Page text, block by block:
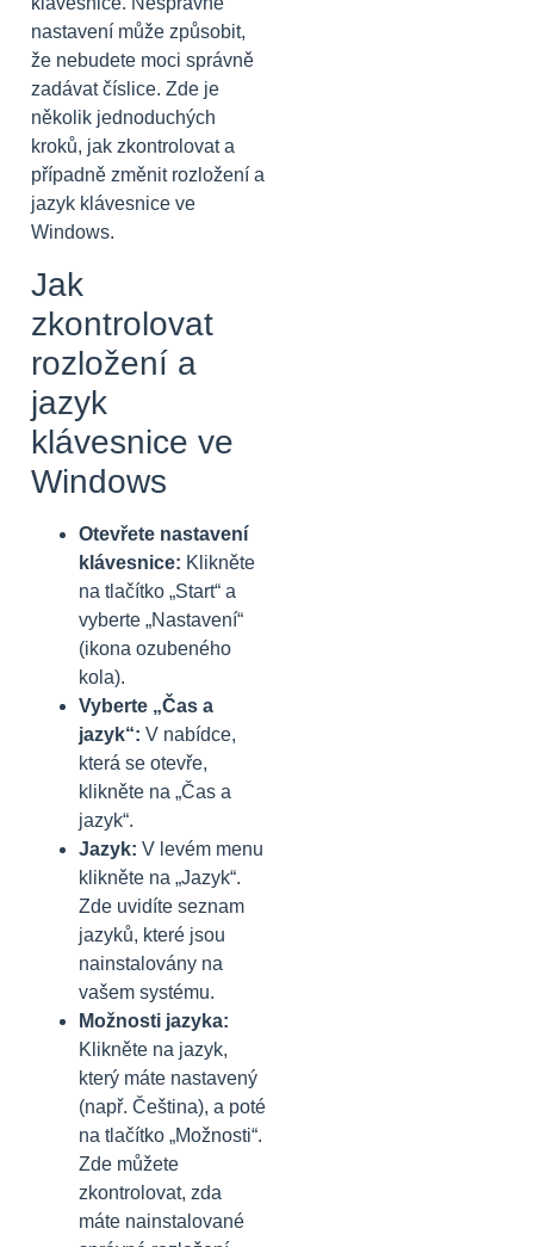
nastavení může způsobit,
že nebudete moci správně
zadávat číslice. Zde je
několik jednoduchých
kroků, jak zkontrolovat a
případně změnit rozložení a
jazyk klávesnice ve
Windows.
Jak
zkontrolovat
rozložení a
jazyk
klávesnice ve
Windows
Otevřete nastavení
klávesnice: Klikněte
na tlačítko „Start“ a
vyberte „Nastavení“
(ikona ozubeného
kola).
Vyberte „Čas a
jazyk“: V nabídce,
která se otevře,
klikněte na „Čas a
jazyk“.
Jazyk: V levém menu
klikněte na „Jazyk“.
Zde uvidíte seznam
jazyků, které jsou
nainstalovány na
vašem systému.
Možnosti jazyka:
Klikněte na jazyk,
který máte nastavený
(např. Čeština), a poté
na tlačítko „Možnosti“.
Zde můžete
zkontrolovat, zda
máte nainstalované